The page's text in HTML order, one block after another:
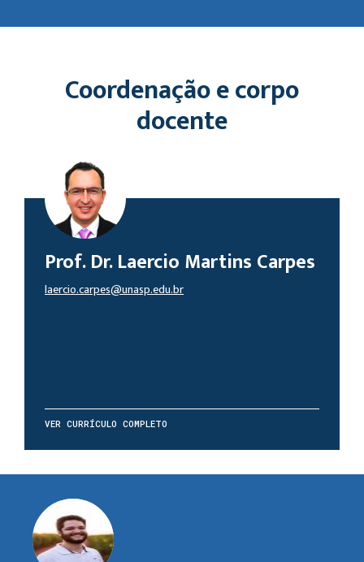
Coordenação e corpo
docente
Prof. Dr. Laercio Martins Carpes
laercio.carpes@unasp.edu.br
VER CURRÍCULO COMPLETO